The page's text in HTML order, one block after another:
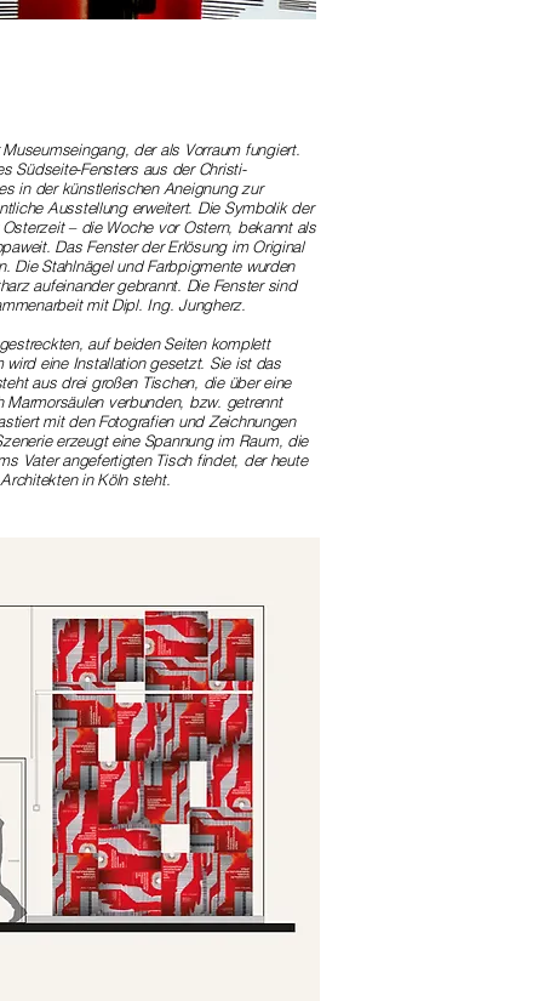
der als Vorraum fungiert.
Südseite-Fensters aus der Christi-
in der künstlerischen Aneignung zur
Ausstellung erweitert. Die Symbolik der
– die Woche vor Ostern, bekannt als
Das Fenster der Erlösung im Original
Die Stahlnägel und Farbpigmente wurden
aufeinander gebrannt. Die Fenster sind
mit Dipl. Ing. Jungherz.
auf beiden Seiten komplett
wird eine Installation gesetzt. Sie ist das
aus drei großen Tischen, die über eine
Marmorsäulen verbunden, bzw. getrennt
mit den Fotografien und Zeichnungen
erzeugt eine Spannung im Raum, die
Vater angefertigten Tisch findet, der heute
in Köln steht.